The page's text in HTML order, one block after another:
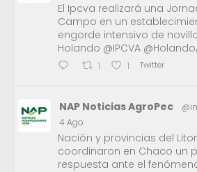
El Ipcva realizará una
Campo en un
engorde intensivo de
Holando @IPCVA
1 1 Twitter
NAP Noticias AgroPec
4 Ago
Nación y provincias del
coordinaron en Chaco un
respuesta ante el